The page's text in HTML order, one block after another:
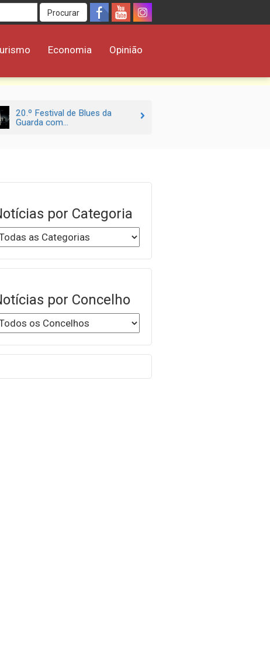
Procurar
Economia Opinião
20.º Festival de Blues da
Guarda com...
por Categoria
por Concelho